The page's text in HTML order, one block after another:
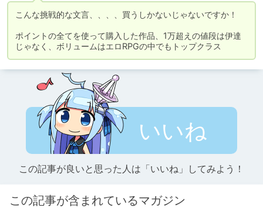
こんな挑戦的な文言、、、、買うしかないじゃないですか！
ポイントの全てを使って購入した作品、1万超えの値段は伊達
じゃなく、ボリュームはエロRPGの中でもトップクラス
いいね
この記事が良いと思った人は「いいね」してみよう！
この記事が含まれているマガジン